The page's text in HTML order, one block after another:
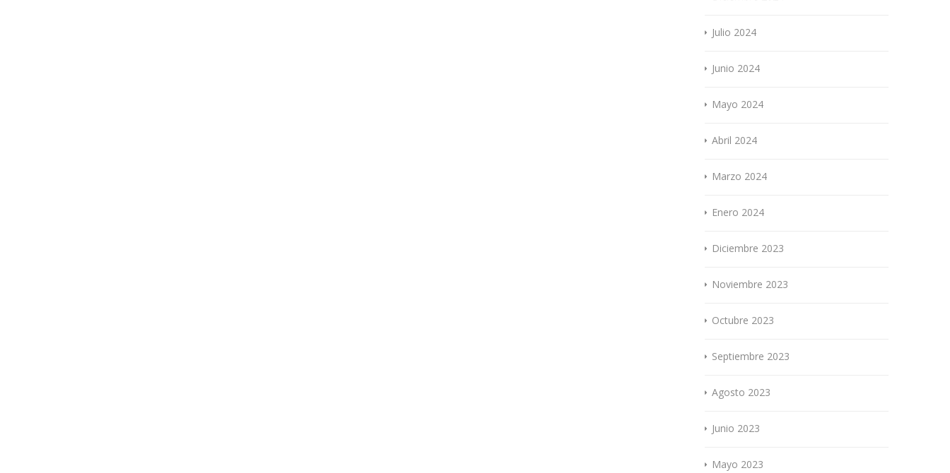
Julio 2024
Junio 2024
Mayo 2024
Abril 2024
Marzo 2024
Enero 2024
Diciembre 2023
Noviembre 2023
Octubre 2023
Septiembre 2023
Agosto 2023
Junio 2023
Mayo 2023